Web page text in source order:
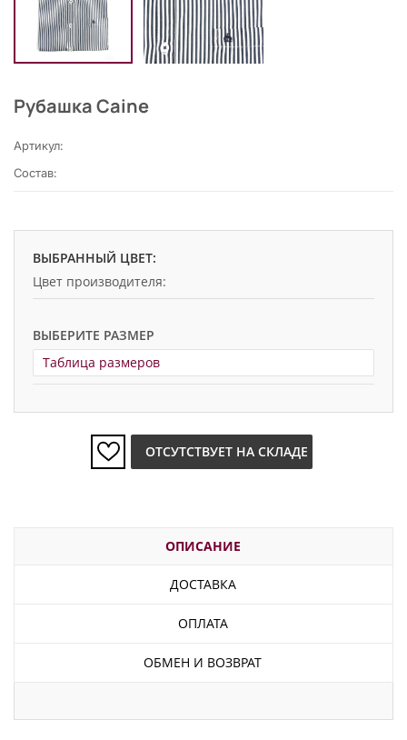
Рубашка Caine
Артикул:
Состав:
ВЫБРАННЫЙ ЦВЕТ:
Цвет производителя:
ВЫБЕРИТЕ РАЗМЕР
Таблица размеров
ОТСУТСТВУЕТ НА СКЛАДЕ
ОПИСАНИЕ
ДОСТАВКА
ОПЛАТА
ОБМЕН И ВОЗВРАТ